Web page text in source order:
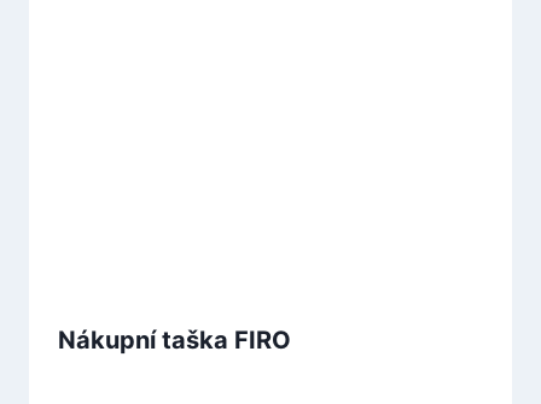
Nákupní taška FIRO